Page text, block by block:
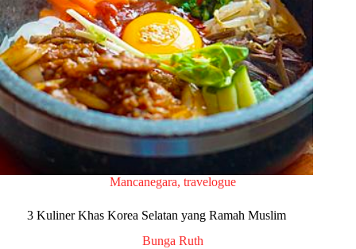
Mancanegara, travelogue
3 Kuliner Khas Korea Selatan yang Ramah Muslim
Bunga Ruth